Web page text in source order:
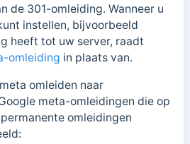
de 301-omleiding. Wanneer u
instellen, bijvoorbeeld
heeft tot uw server, raadt
omleiding in plaats van.
omleiden naar
meta-omleidingen die op
omleidingen